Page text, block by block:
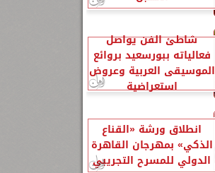
شاطئ الفن يواصل
فعالياته ببورسعيد بروائع
الموسيقى العربية وعروض
استعراضية
انطلاق ورشة «القناع
الذكي» بمهرجان القاهرة
الدولي للمسرح التجريبي